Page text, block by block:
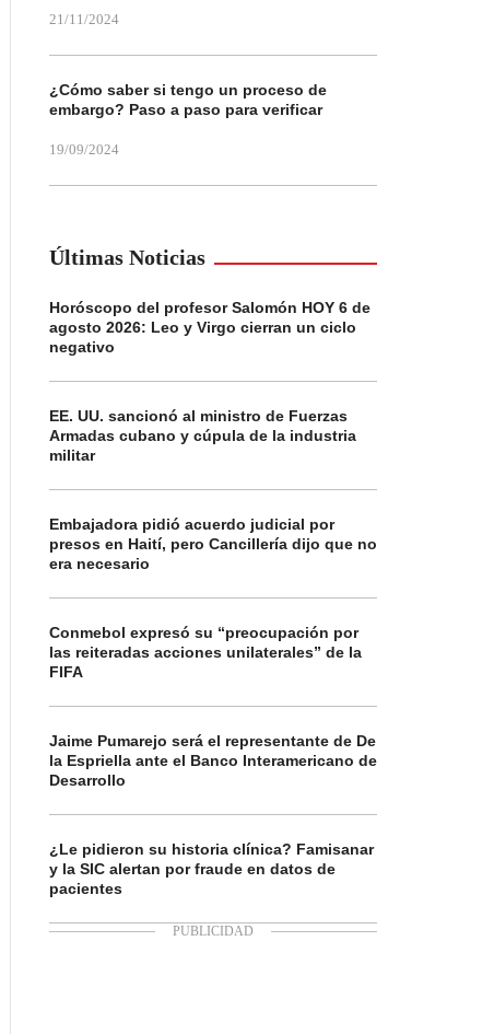
21/11/2024
¿Cómo saber si tengo un proceso de
embargo? Paso a paso para verificar
19/09/2024
Últimas Noticias
Horóscopo del profesor Salomón HOY 6 de
agosto 2026: Leo y Virgo cierran un ciclo
negativo
EE. UU. sancionó al ministro de Fuerzas
Armadas cubano y cúpula de la industria
militar
Embajadora pidió acuerdo judicial por
presos en Haití, pero Cancillería dijo que no
era necesario
Conmebol expresó su “preocupación por
las reiteradas acciones unilaterales” de la
FIFA
Jaime Pumarejo será el representante de De
la Espriella ante el Banco Interamericano de
Desarrollo
¿Le pidieron su historia clínica? Famisanar
y la SIC alertan por fraude en datos de
pacientes